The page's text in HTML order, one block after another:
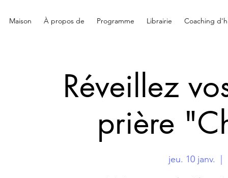
Maison À propos de Programme Librairie Coaching
Réveillez
prière
jeu. 10 janv.